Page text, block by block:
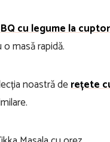
cu legume la cuptor
masă rapidă.
noastră derețete